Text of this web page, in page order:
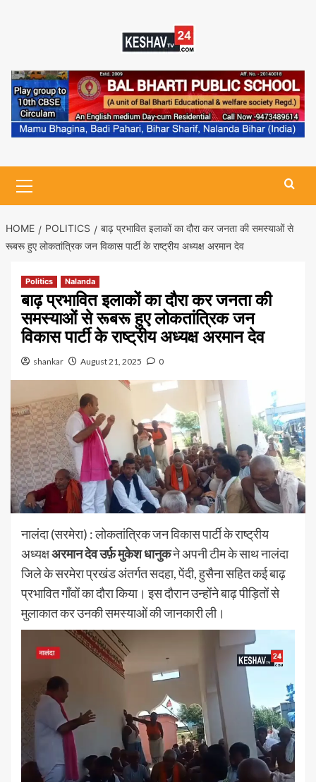
Menu
HOME POLITICS
बाढ़ प्रभावित इलाकों का दौरा कर जनता की समस्याओं से
रूबरू हुए लोकतांत्रिक जन विकास पार्टी के राष्ट्रीय अध्यक्ष अरमान देव
Politics Nalanda
बाढ़ प्रभावित इलाकों का दौरा कर जनता की
समस्याओं से रूबरू हुए लोकतांत्रिक जन
विकास पार्टी के राष्ट्रीय अध्यक्ष अरमान देव
shankar August 21, 2025 0
नालंदा (सरमेरा) : लोकतांत्रिक जन विकास पार्टी के राष्ट्रीय
अध्यक्षअरमान देव उर्फ़ मुकेश धानुकने अपनी टीम के साथ नालंदा
जिले के सरमेरा प्रखंड अंतर्गत सदहा, पेंदी, हुसैना सहित कई बाढ़
प्रभावित गाँवों का दौरा किया। इस दौरान उन्होंने बाढ़ पीड़ितों से
मुलाकात कर उनकी समस्याओं की जानकारी ली।